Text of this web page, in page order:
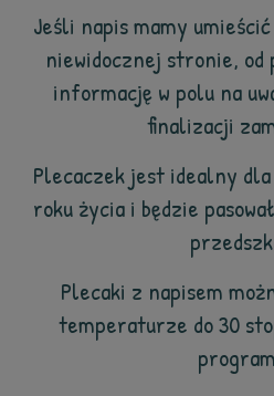
Jeśli napis mamy
niewidocznej stronie,
informację w polu na
finalizacji
Plecaczek jest idealny dla
roku życia i będzie
Plecaki z napisem
temperaturze do 30